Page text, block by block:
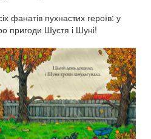
фанатів пухнастих героїв: у
пригоди Шустя і Шуні!